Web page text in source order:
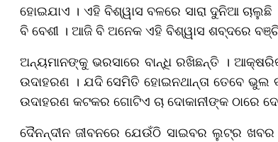
ହୋଇଯାଏ । ଏହି ବିଶ୍ୱାସ ବଳରେ ସାରା ଦୁନିଆ
ବି ବେଶୀ । ଆଜି ବି ଅନେକ ଏହି ବିଶ୍ୱାସ ଶବ୍ଦରେ
ଅନ୍ୟମାନଙ୍କୁ ଭରସାରେ ବାନ୍ଧି ରଖିଛନ୍ତି ।
ଉଦାହରଣ । ଯଦି ସେମିତି ହୋଇନଥାନ୍ତା ତେବେ
ଉଦାହରଣ କଟକର ଗୋଟିଏ ଚା ଦୋକାନୀଙ୍କ ଠାରେ
ଦୈନନ୍ଦୀନ ଜୀବନରେ ଯେଉଁଠି ସାଇବର ଲୁଟ୍‌ର